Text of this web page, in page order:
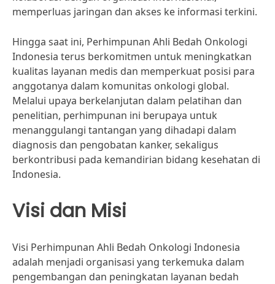
memperluas jaringan dan akses ke informasi terkini.
Hingga saat ini, Perhimpunan Ahli Bedah Onkologi
Indonesia terus berkomitmen untuk meningkatkan
kualitas layanan medis dan memperkuat posisi para
anggotanya dalam komunitas onkologi global.
Melalui upaya berkelanjutan dalam pelatihan dan
penelitian, perhimpunan ini berupaya untuk
menanggulangi tantangan yang dihadapi dalam
diagnosis dan pengobatan kanker, sekaligus
berkontribusi pada kemandirian bidang kesehatan di
Indonesia.
Visi dan Misi
Visi Perhimpunan Ahli Bedah Onkologi Indonesia
adalah menjadi organisasi yang terkemuka dalam
pengembangan dan peningkatan layanan bedah